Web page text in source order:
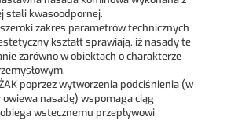
stali kwasoodpornej.
zakres parametrów technicznych
kształt sprawiają, iż nasady te
zarówno w obiektach o charakterze
poprzez wytworzenia podciśnienia (w
nasadę) wspomaga ciąg
wstecznemu przepływowi